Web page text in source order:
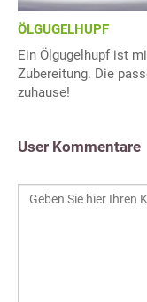
ÖLGUGELHUPF
Ein Ölgugelhupf ist
Zubereitung. Die
zuhause!
User Kommentare